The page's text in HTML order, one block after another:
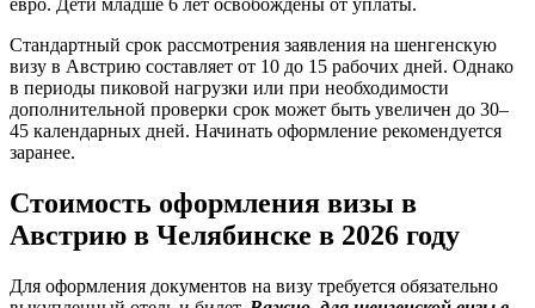
Стандартный срок рассмотрения заявления на шенгенскую
визу в Австрию составляет от 10 до 15 рабочих дней. Однако
в периоды пиковой нагрузки или при необходимости
дополнительной проверки срок может быть увеличен до 30–
45 календарных дней. Начинать оформление рекомендуется
заранее.
Стоимость оформления визы в
Австрию в Челябинске в 2026 году
Для оформления документов на визу требуется обязательно